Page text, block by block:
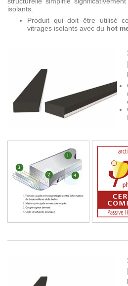
isolants.
Produit qui doit être utilisé
vitrages isolants avec du hot